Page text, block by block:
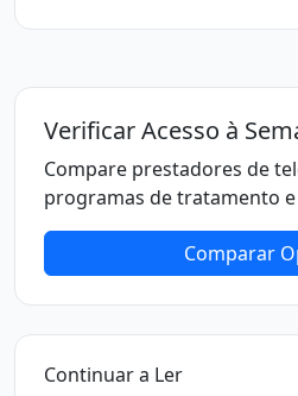
Verificar Acesso à
Compare prestadores de
programas de tratamento
Comparar
Continuar a Ler